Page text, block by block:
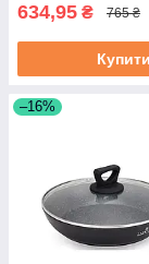
634,95 ₴ 765 ₴
Купити
–16%